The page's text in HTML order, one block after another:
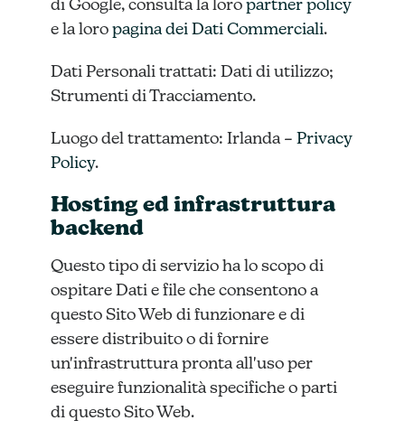
di Google, consulta la loro partner policy
e la loro pagina dei Dati Commerciali.
Dati Personali trattati: Dati di utilizzo;
Strumenti di Tracciamento.
Luogo del trattamento: Irlanda – Privacy
Policy.
Hosting ed infrastruttura
backend
Questo tipo di servizio ha lo scopo di
ospitare Dati e file che consentono a
questo Sito Web di funzionare e di
essere distribuito o di fornire
un'infrastruttura pronta all'uso per
eseguire funzionalità specifiche o parti
di questo Sito Web.